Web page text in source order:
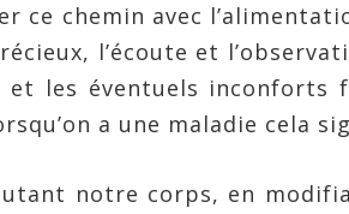
ce chemin avec
l’écoute et
et les éventuels inconforts
a une maladie cela
notre corps, en